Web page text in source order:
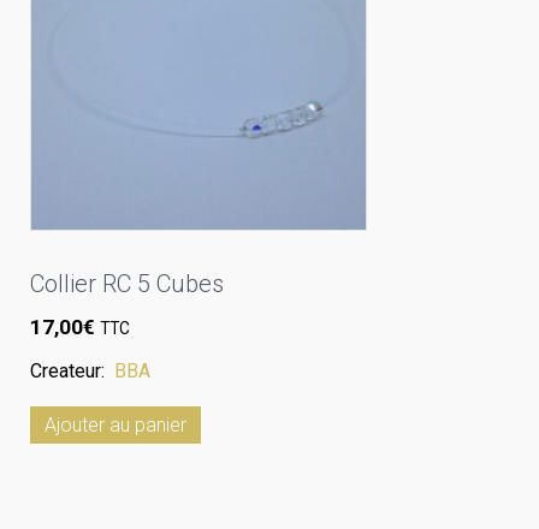
Collier RC 5 Cubes
17,00€ TTC
Createur: BBA
Ajouter au panier